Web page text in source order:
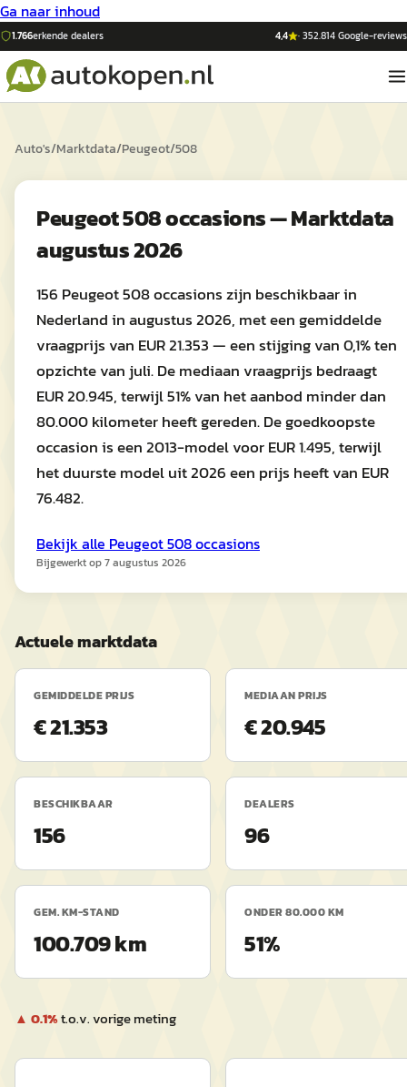
Ga naar inhoud
1.766erkende dealers 4,4 ·352.814Google-reviews
Auto's/Marktdata/Peugeot/508
Peugeot 508 occasions — Marktdata
augustus 2026
156 Peugeot 508 occasions zijn beschikbaar in
Nederland in augustus 2026, met een gemiddelde
vraagprijs van EUR 21.353 — een stijging van 0,1% ten
opzichte van juli. De mediaan vraagprijs bedraagt
EUR 20.945, terwijl 51% van het aanbod minder dan
80.000 kilometer heeft gereden. De goedkoopste
occasion is een 2013-model voor EUR 1.495, terwijl
het duurste model uit 2026 een prijs heeft van EUR
76.482.
Bekijk alle Peugeot508occasions
Bijgewerkt op7 augustus 2026
Actuele marktdata
GEMIDDELDE PRIJS
€ 21.353
MEDIAAN PRIJS
€ 20.945
BESCHIKBAAR
156
DEALERS
96
GEM. KM-STAND
100.709 km
ONDER 80.000 KM
51%
▲ 0.1%t.o.v. vorige meting